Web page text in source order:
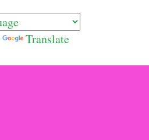
Translate